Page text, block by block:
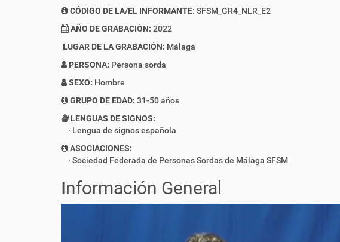
CÓDIGO DE LA/EL INFORMANTE: SFSM_GR4_NLR_E2
AÑO DE GRABACIÓN: 2022
LUGAR DE LA GRABACIÓN: Málaga
PERSONA: Persona sorda
SEXO: Hombre
GRUPO DE EDAD: 31-50 años
LENGUAS DE SIGNOS:
Lengua de signos española
ASOCIACIONES:
Sociedad Federada de Personas Sordas de Málaga SFSM
Información General